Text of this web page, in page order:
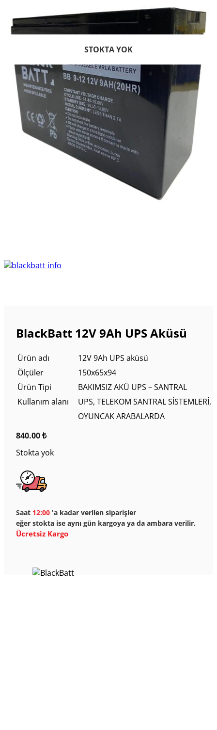
BlackBatt 12V 9Ah UPS Aküsü
Ürün adı
12V 9Ah UPS aküsü
Ölçüler
150x65x94
Ürün Tipi
BAKIMSIZ AKÜ UPS – SANTRAL
Kullanım alanı
UPS, TELEKOM SANTRAL SİSTEMLERİ,
OYUNCAK ARABALARDA
840.00₺
Stokta yok
Saat 12:00 'a kadar verilen siparişler
eğer stokta ise aynı gün kargoya ya da ambara verilir.
Ücretsiz Kargo
STOKTA YOK
STOKTA YOK
STOKTA YOK
STOKTA YOK
STOKTA YOK
STOKTA YOK
STOKTA YOK
STOKTA YOK
STOKTA YOK